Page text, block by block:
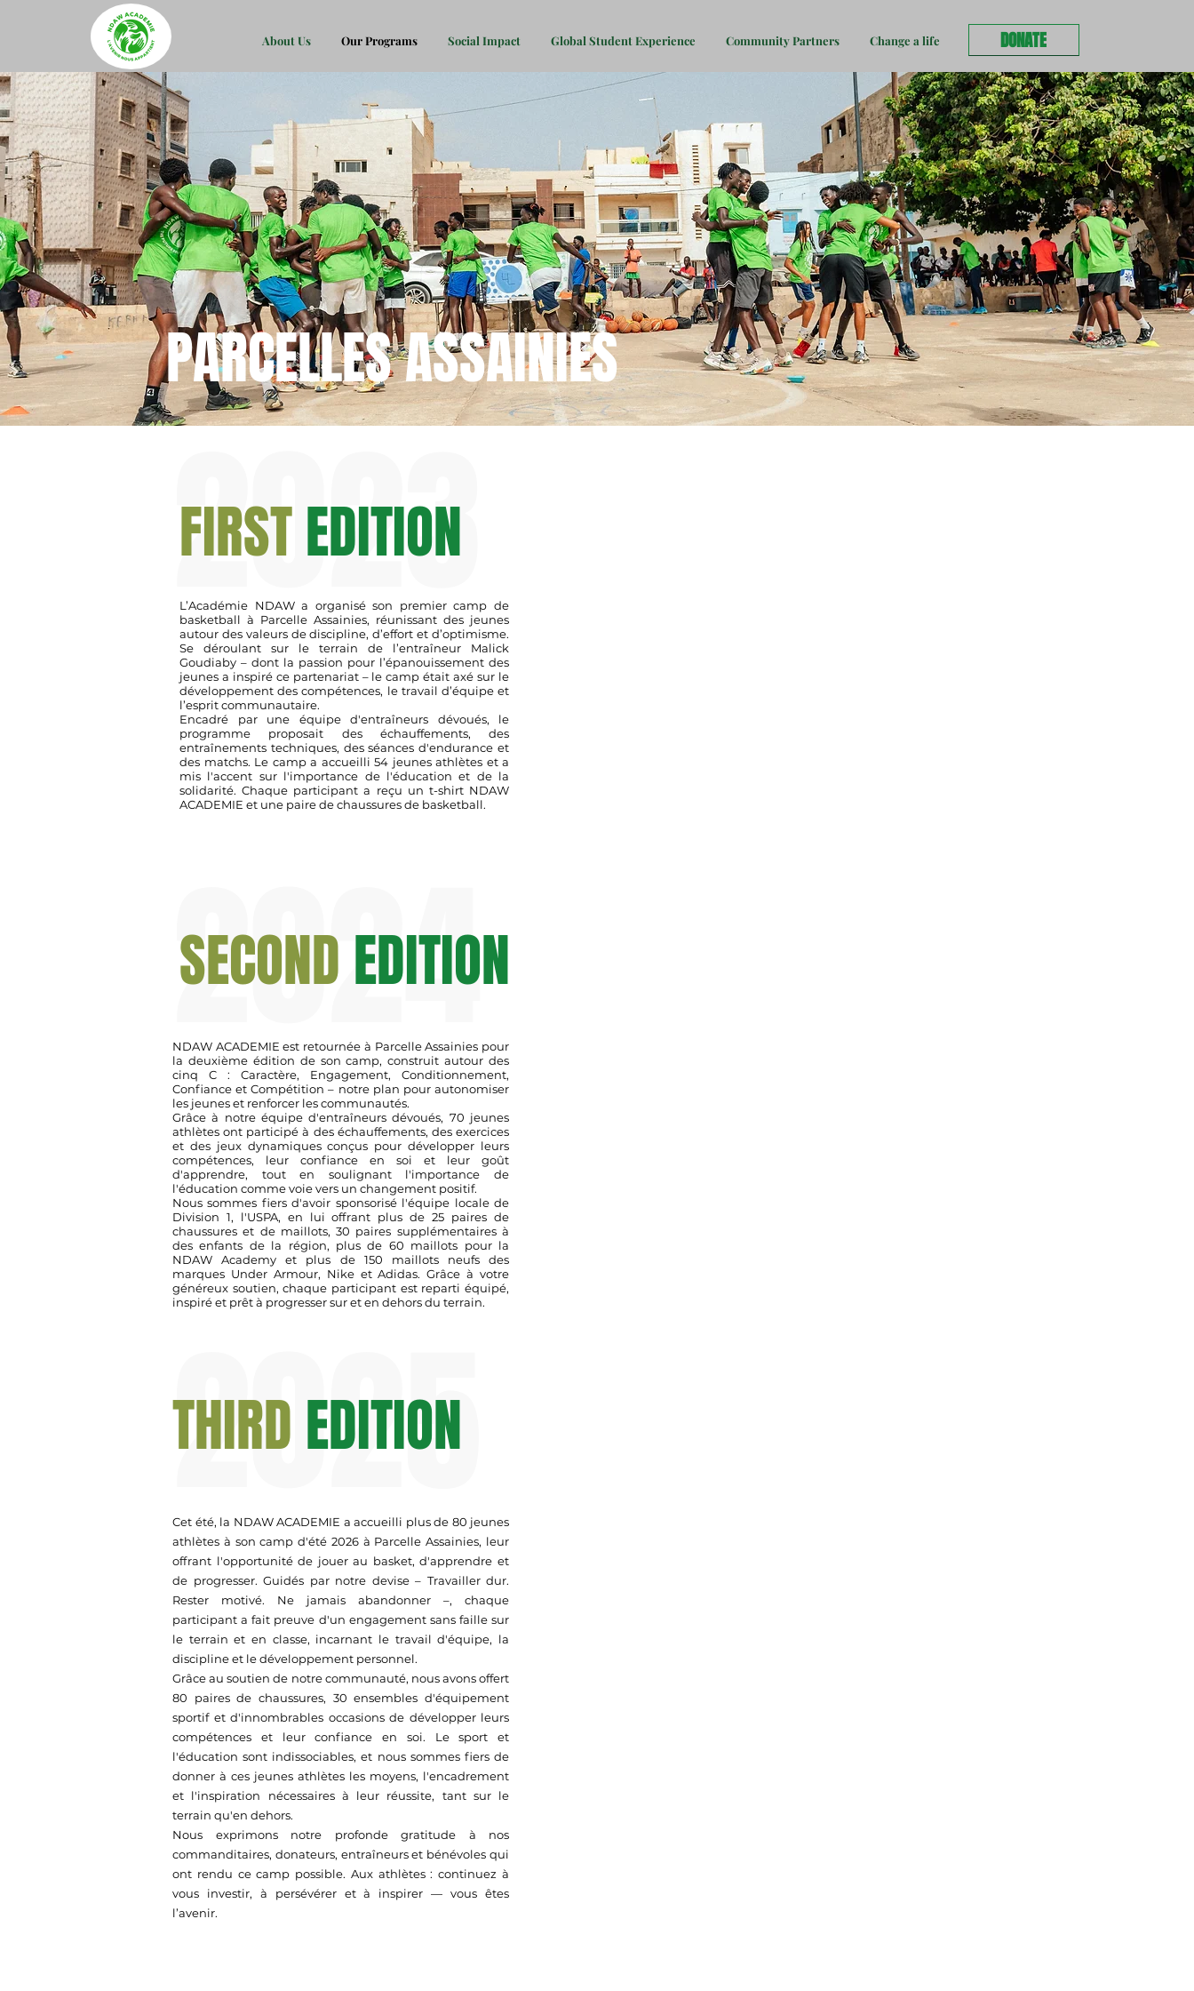
About Us Our Programs Social Impact Global Student Experience Community Partners Change a life DONATE
PARCELLES ASSAINIES
2023
FIRSTEDITION
L’Académie NDAW a organisé son premier camp de
basketball à Parcelle Assainies, réunissant des jeunes
autour des valeurs de discipline, d’effort et d’optimisme.
Se déroulant sur le terrain de l’entraîneur Malick
Goudiaby – dont la passion pour l’épanouissement des
jeunes a inspiré ce partenariat – le camp était axé sur le
développement des compétences, le travail d’équipe et
l’esprit communautaire.
Encadré par une équipe d'entraîneurs dévoués, le
programme proposait des échauffements, des
entraînements techniques, des séances d'endurance et
des matchs. Le camp a accueilli 54 jeunes athlètes et a
mis l'accent sur l'importance de l'éducation et de la
solidarité. Chaque participant a reçu un t-shirt NDAW
ACADEMIE et une paire de chaussures de basketball.
2024
SECOND EDITION
NDAW ACADEMIE est retournée à Parcelle Assainies pour
la deuxième édition de son camp, construit autour des
cinq C : Caractère, Engagement, Conditionnement,
Confiance et Compétition – notre plan pour autonomiser
les jeunes et renforcer les communautés.
Grâce à notre équipe d'entraîneurs dévoués, 70 jeunes
athlètes ont participé à des échauffements, des exercices
et des jeux dynamiques conçus pour développer leurs
compétences, leur confiance en soi et leur goût
d'apprendre, tout en soulignant l'importance de
l'éducation comme voie vers un changement positif.
Nous sommes fiers d'avoir sponsorisé l'équipe locale de
Division 1, l'USPA, en lui offrant plus de 25 paires de
chaussures et de maillots, 30 paires supplémentaires à
des enfants de la région, plus de 60 maillots pour la
NDAW Academy et plus de 150 maillots neufs des
marques Under Armour, Nike et Adidas. Grâce à votre
généreux soutien, chaque participant est reparti équipé,
inspiré et prêt à progresser sur et en dehors du terrain.
2025
THIRD EDITION
Cet été, la NDAW ACADEMIE a accueilli plus de 80 jeunes
athlètes à son camp d'été 2026 à Parcelle Assainies, leur
offrant l'opportunité de jouer au basket, d'apprendre et
de progresser. Guidés par notre devise – Travailler dur.
Rester motivé. Ne jamais abandonner –, chaque
participant a fait preuve d'un engagement sans faille sur
le terrain et en classe, incarnant le travail d'équipe, la
discipline et le développement personnel.
Grâce au soutien de notre communauté, nous avons offert
80 paires de chaussures, 30 ensembles d'équipement
sportif et d'innombrables occasions de développer leurs
compétences et leur confiance en soi. Le sport et
l'éducation sont indissociables, et nous sommes fiers de
donner à ces jeunes athlètes les moyens, l'encadrement
et l'inspiration nécessaires à leur réussite, tant sur le
terrain qu'en dehors.
Nous exprimons notre profonde gratitude à nos
commanditaires, donateurs, entraîneurs et bénévoles qui
ont rendu ce camp possible. Aux athlètes : continuez à
vous investir, à persévérer et à inspirer — vous êtes
l’avenir.